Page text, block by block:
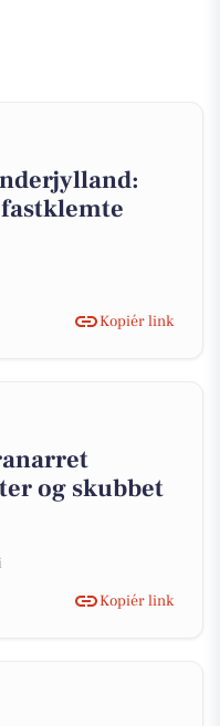
Kopiér link
og skubbet
Kopiér link